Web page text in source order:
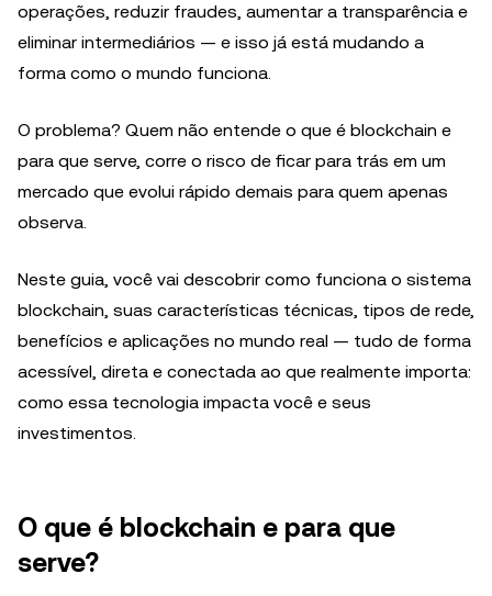
operações, reduzir fraudes, aumentar a transparência e
eliminar intermediários — e isso já está mudando a
forma como o mundo funciona.
O problema? Quem não entende o que é blockchain e
para que serve, corre o risco de ficar para trás em um
mercado que evolui rápido demais para quem apenas
observa.
Neste guia, você vai descobrir como funciona o sistema
blockchain, suas características técnicas, tipos de rede,
benefícios e aplicações no mundo real — tudo de forma
acessível, direta e conectada ao que realmente importa:
como essa tecnologia impacta você e seus
investimentos.
O que é blockchain e para que
serve?